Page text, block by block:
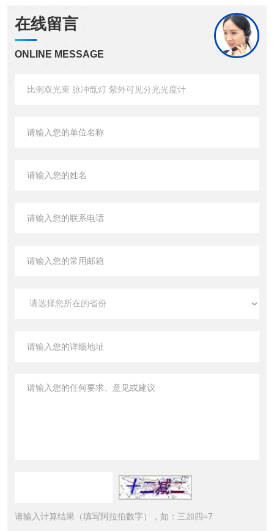
在线留言
ONLINE MESSAGE
请输入计算结果（填写阿拉伯数字），如：三加四=7